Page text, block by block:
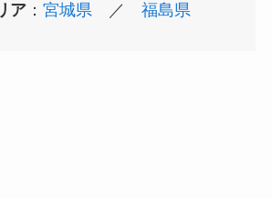
ア ： 宮城県 ／ 福島県